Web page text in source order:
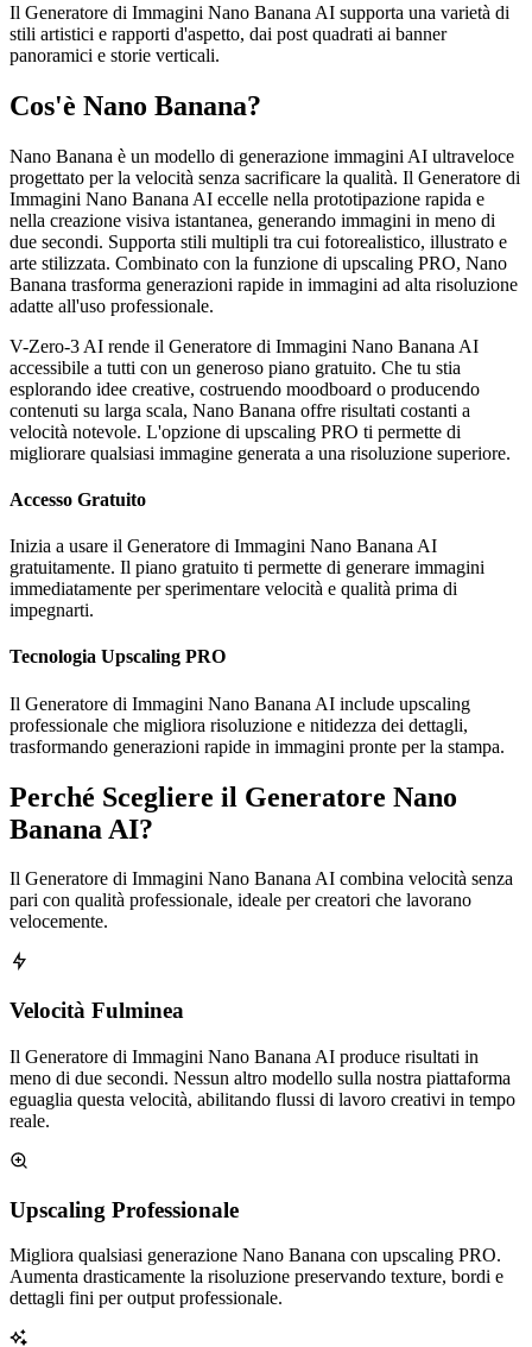
Il Generatore di Immagini Nano Banana AI supporta una varietà di
stili artistici e rapporti d'aspetto, dai post quadrati ai banner
panoramici e storie verticali.
Cos'è Nano Banana?
Nano Banana è un modello di generazione immagini AI ultraveloce
progettato per la velocità senza sacrificare la qualità. Il Generatore di
Immagini Nano Banana AI eccelle nella prototipazione rapida e
nella creazione visiva istantanea, generando immagini in meno di
due secondi. Supporta stili multipli tra cui fotorealistico, illustrato e
arte stilizzata. Combinato con la funzione di upscaling PRO, Nano
Banana trasforma generazioni rapide in immagini ad alta risoluzione
adatte all'uso professionale.
V-Zero-3 AI rende il Generatore di Immagini Nano Banana AI
accessibile a tutti con un generoso piano gratuito. Che tu stia
esplorando idee creative, costruendo moodboard o producendo
contenuti su larga scala, Nano Banana offre risultati costanti a
velocità notevole. L'opzione di upscaling PRO ti permette di
migliorare qualsiasi immagine generata a una risoluzione superiore.
Accesso Gratuito
Inizia a usare il Generatore di Immagini Nano Banana AI
gratuitamente. Il piano gratuito ti permette di generare immagini
immediatamente per sperimentare velocità e qualità prima di
impegnarti.
Tecnologia Upscaling PRO
Il Generatore di Immagini Nano Banana AI include upscaling
professionale che migliora risoluzione e nitidezza dei dettagli,
trasformando generazioni rapide in immagini pronte per la stampa.
Perché Scegliere il Generatore Nano
Banana AI?
Il Generatore di Immagini Nano Banana AI combina velocità senza
pari con qualità professionale, ideale per creatori che lavorano
velocemente.
Velocità Fulminea
Il Generatore di Immagini Nano Banana AI produce risultati in
meno di due secondi. Nessun altro modello sulla nostra piattaforma
eguaglia questa velocità, abilitando flussi di lavoro creativi in tempo
reale.
Upscaling Professionale
Migliora qualsiasi generazione Nano Banana con upscaling PRO.
Aumenta drasticamente la risoluzione preservando texture, bordi e
dettagli fini per output professionale.